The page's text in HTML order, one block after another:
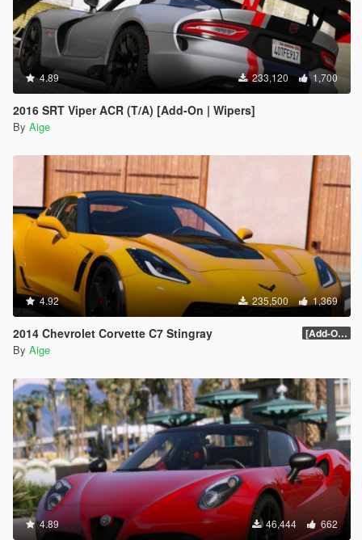
4.89 233,120 1,700
2016 SRT Viper ACR (T/A) [Add-On | Wipers]
By Aige
4.92 235,500 1,369
2014 Chevrolet Corvette C7 Stingray [Add-On] 1.1
By Aige
4.89 46,444 662